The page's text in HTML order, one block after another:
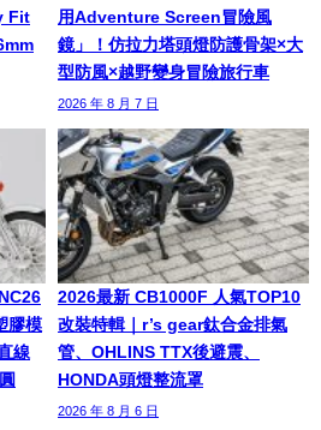
Fit
用Adventure Screen冒險風
鏡」！仿拉力塔頭燈防護骨架×大
型防風×越野變身冒險旅行車
2026 年 8 月 7 日
膠模
線
2026最新 CB1000F 人氣TOP10
改裝特輯｜r’s gear鈦合金排氣
管、OHLINS TTX後避震、
HONDA頭燈整流罩
2026 年 8 月 6 日